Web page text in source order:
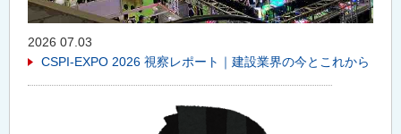
2026 07.03
CSPI-EXPO 2026 視察レポート｜建設業界の今とこれから